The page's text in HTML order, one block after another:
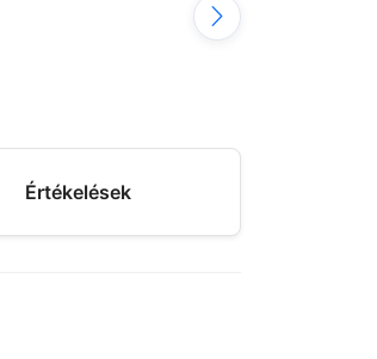
Értékelések